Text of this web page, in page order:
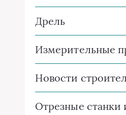
Дрель
Измерительные
Новости
Отрезные станки